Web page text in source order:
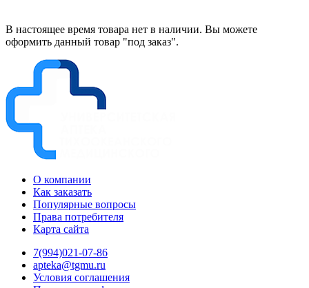
В настоящее время товара нет в наличии. Вы можете
оформить данный товар "под заказ".
О компании
Как заказать
Популярные вопросы
Права потребителя
Карта сайта
7(994)021-07-86
apteka@tgmu.ru
Условия соглашения